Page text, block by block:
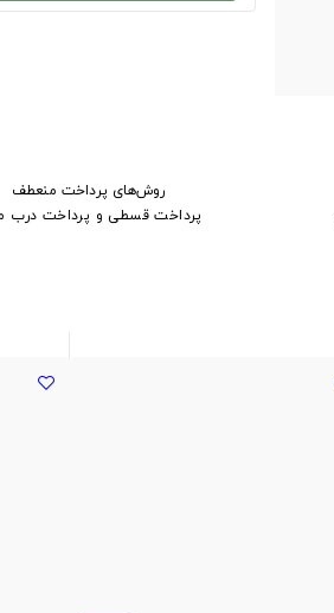
روش‌های پرداخت منعطف
پرداخت قسطی و پرداخت درب